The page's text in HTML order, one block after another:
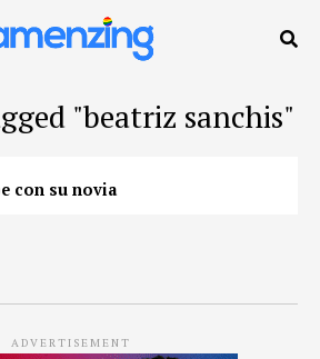
"beatriz sanchis"
con su novia
ADVERTISEMENT